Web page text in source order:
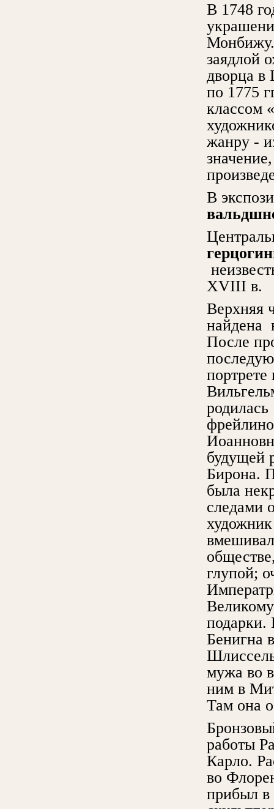
В 1748
Монбижу.
заядлой
дворца в
по 1775
классом
жанру -
В
XVIII в.
Верхняя
найдена
После
портрете
родилась
будущей
Бирона.
была
следами
глупой;
подарки.
Бенигна
мужа во
ним в
Там она
работы
Карло.
во
прибыл в